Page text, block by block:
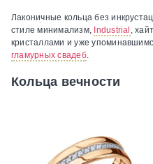
Лаконичные кольца без
стиле минимализм, Industrial ,
кристаллами и уже
гламурных свадеб.
Кольца вечности